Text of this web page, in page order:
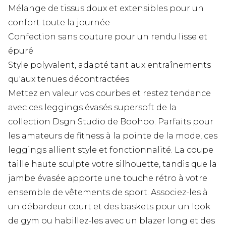
Mélange de tissus doux et extensibles pour un
confort toute la journée
Confection sans couture pour un rendu lisse et
épuré
Style polyvalent, adapté tant aux entraînements
qu'aux tenues décontractées
Mettez en valeur vos courbes et restez tendance
avec ces leggings évasés supersoft de la
collection Dsgn Studio de Boohoo. Parfaits pour
les amateurs de fitness à la pointe de la mode, ces
leggings allient style et fonctionnalité. La coupe
taille haute sculpte votre silhouette, tandis que la
jambe évasée apporte une touche rétro à votre
ensemble de vêtements de sport. Associez-les à
un débardeur court et des baskets pour un look
de gym ou habillez-les avec un blazer long et des